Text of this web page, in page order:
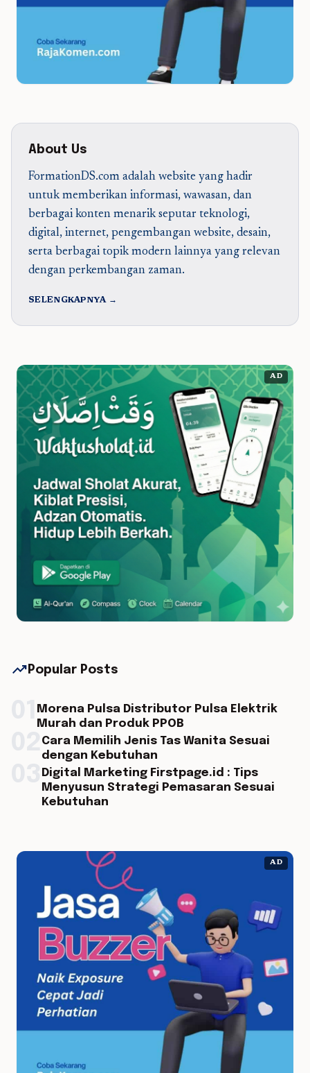
About Us
FormationDS.com adalah website yang hadir
untuk memberikan informasi, wawasan, dan
berbagai konten menarik seputar teknologi,
digital, internet, pengembangan website, desain,
serta berbagai topik modern lainnya yang relevan
dengan perkembangan zaman.
SELENGKAPNYA →
AD
trending_up Popular Posts
Morena Pulsa Distributor Pulsa Elektrik
Murah dan Produk PPOB
Cara Memilih Jenis Tas Wanita Sesuai
dengan Kebutuhan
Digital Marketing Firstpage.id : Tips
Menyusun Strategi Pemasaran Sesuai
Kebutuhan
AD